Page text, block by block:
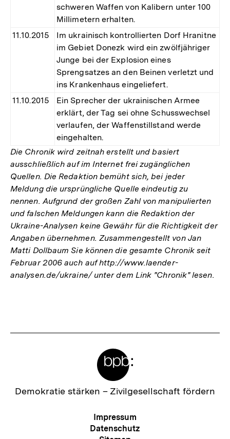
schweren Waffen von Kalibern unter 100
Millimetern erhalten.
11.10.2015
Im ukrainisch kontrollierten Dorf Hranitne
im Gebiet Donezk wird ein zwölfjähriger
Junge bei der Explosion eines
Sprengsatzes an den Beinen verletzt und
ins Krankenhaus eingeliefert.
11.10.2015
Ein Sprecher der ukrainischen Armee
erklärt, der Tag sei ohne Schusswechsel
verlaufen, der Waffenstillstand werde
eingehalten.
Die Chronik wird zeitnah erstellt und basiert
ausschließlich auf im Internet frei zugänglichen
Quellen. Die Redaktion bemüht sich, bei jeder
Meldung die ursprüngliche Quelle eindeutig zu
nennen. Aufgrund der großen Zahl von manipulierten
und falschen Meldungen kann die Redaktion der
Ukraine-Analysen keine Gewähr für die Richtigkeit der
Angaben übernehmen. Zusammengestellt von Jan
Matti Dollbaum Sie können die gesamte Chronik seit
Februar 2006 auch auf http://www.laender-
analysen.de/ukraine/ unter dem Link "Chronik" lesen.
Zur
Demokratie stärken – Zivilgesellschaft fördern
Meta-
Navigation
Impressum
Datenschutz